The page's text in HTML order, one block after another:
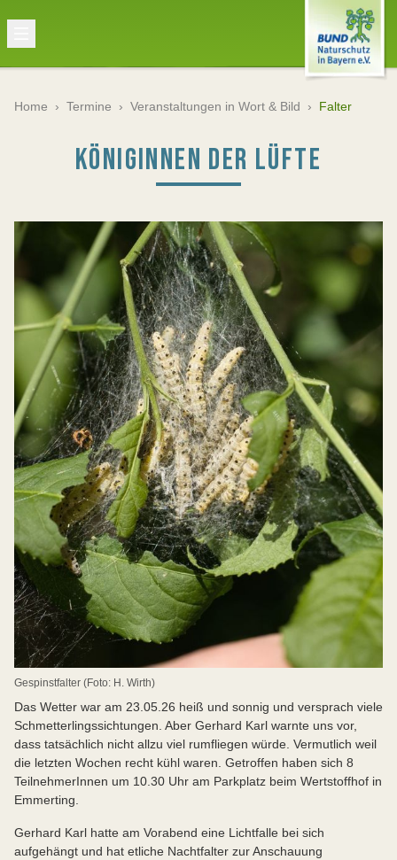
Home › Termine › Veranstaltungen in Wort & Bild › Falter
KÖNIGINNEN DER LÜFTE
Gespinstfalter (Foto: H. Wirth)
Das Wetter war am 23.05.26 heiß und sonnig und versprach viele
Schmetterlingssichtungen. Aber Gerhard Karl warnte uns vor,
dass tatsächlich nicht allzu viel rumfliegen würde. Vermutlich weil
die letzten Wochen recht kühl waren. Getroffen haben sich 8
TeilnehmerInnen um 10.30 Uhr am Parkplatz beim Wertstoffhof in
Emmerting.
Gerhard Karl hatte am Vorabend eine Lichtfalle bei sich
aufgehängt und hat etliche Nachtfalter zur Anschauung